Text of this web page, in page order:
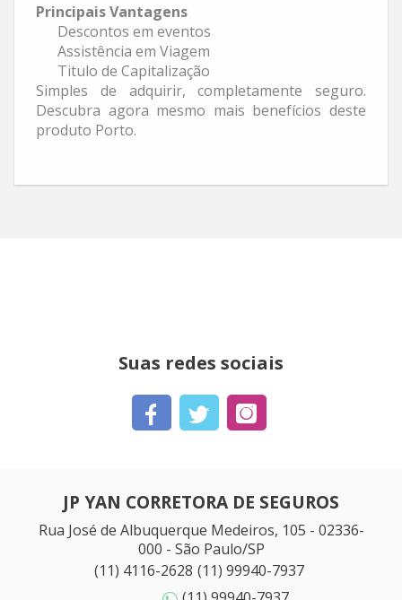
Principais Vantagens
Descontos em eventos
Assistência em Viagem
Titulo de Capitalização
Simples de adquirir, completamente seguro.
Descubra agora mesmo mais benefícios deste
produto Porto.
Suas redes sociais
JP YAN CORRETORA DE SEGUROS
Rua José de Albuquerque Medeiros, 105 - 02336-
000 - São Paulo/SP
(11) 4116-2628 (11) 99940-7937